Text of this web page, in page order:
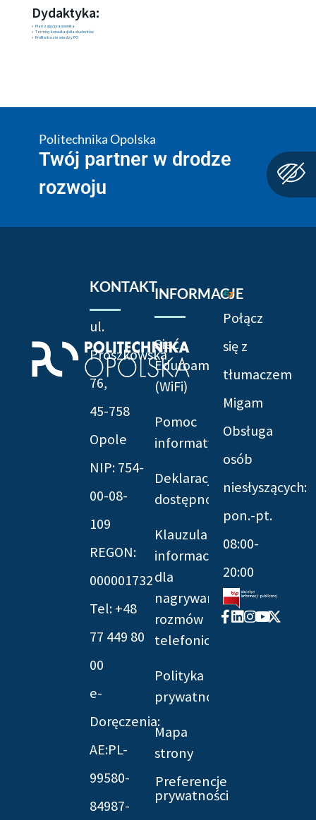
Dydaktyka:
Plan zajęć pracownika
Terminy konsultacji dla studentów
Profil w bazie wiedzy PO
Politechnika Opolska
Twój partner w drodze
rozwoju
KONTAKT
ul.
Prószkowska
76,
45-758
Opole
NIP: 754-
00-08-
109
REGON:
000001732
Tel: +48
77 449 80
00
e-
Doręczenia:
AE:PL-
99580-
84987-
INFORMACJE
Sieć
Eduroam
(WiFi)
Pomoc
informatyczna
Deklaracja
dostępności
Klauzula
informacyjna
dla
nagrywania
rozmów
telefonicznych
Polityka
prywatności
Mapa
strony
Preferencje
prywatności
Połącz
się z
tłumaczem
Migam
Obsługa
osób
niesłyszących:
pon.-pt.
08:00-
20:00
Facebook-
f
Linkedin
Instagram
Youtube
X-
twitter